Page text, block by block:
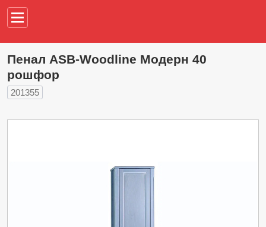
Пенал ASB-Woodline Модерн 40
рошфор
201355